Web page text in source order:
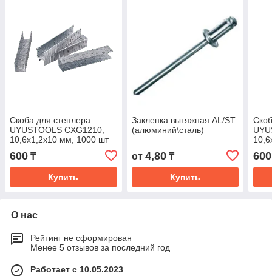
Скоба для степлера
UYUSTOOLS CXG1210,
10,6х1,2х10 мм, 1000 шт
600 ₸
Купить
Заклепка вытяжная AL/ST
(алюминий\сталь)
от 4,80₸
Купить
600
О нас
Рейтинг не сформирован
Менее 5 отзывов за последний год
Работает с 10.05.2023